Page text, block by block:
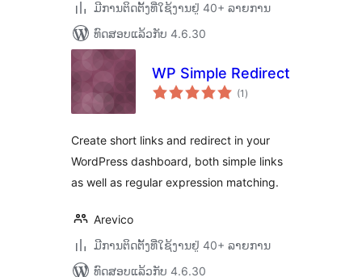
ມີການຕິດຕັ້ງທີ່ໃຊ້ງານຢູ່ 40+ ລາຍການ
ທົດສອບແລ້ວກັບ 4.6.30
WP Simple Redirect
(1 ຄະແນນ
ທັງໝົດ
)
Create short links and redirect in your
WordPress dashboard, both simple links
as well as regular expression matching.
Arevico
ມີການຕິດຕັ້ງທີ່ໃຊ້ງານຢູ່ 40+ ລາຍການ
ທົດສອບແລ້ວກັບ 4.6.30